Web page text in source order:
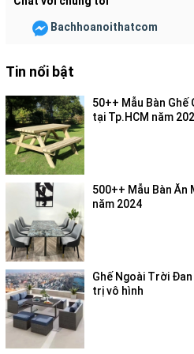
Bo ghe an co dem
Kết hợp cùng hệ thống
chịu lực tốt mà còn hạn chế tối đa
Bachhoanoithatcom
Tin nổi bật
50++ Mẫu Bàn
tại Tp.HCM năm
500++ Mẫu Bàn Ăn
năm 2024
Ghế Ngoài Trời
trị vô hình